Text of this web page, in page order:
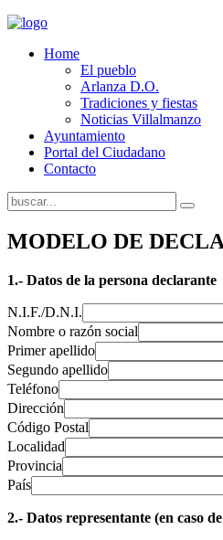
Home
El pueblo
Arlanza D.O.
Tradiciones y fiestas
Noticias Villalmanzo
Ayuntamiento
Portal del Ciudadano
Contacto
MODELO DE
1.- Datos de la persona declarante
N.I.F./D.N.I.
Nombre o razón social
Primer apellido
Segundo apellido
Teléfono
Dirección
Código Postal
Localidad
Provincia
País
2.- Datos representante (en caso